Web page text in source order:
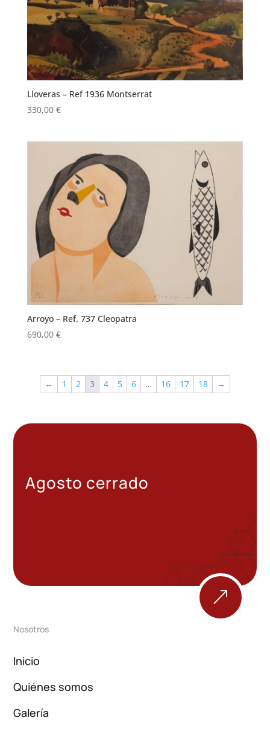
Lloveras – Ref 1936 Montserrat
330,00 €
Arroyo – Ref. 737 Cleopatra
690,00 €
← 1 2 3 4 5 6 … 16 17 18 →
Agosto cerrado
&
Nosotros
Inicio
Quiénes somos
Galería